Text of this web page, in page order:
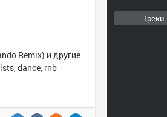
Треки
Remix) и другие
dance, rnb